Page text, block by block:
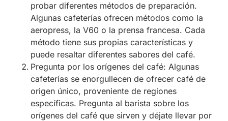
probar diferentes métodos de preparación.
Algunas cafeterías ofrecen métodos como la
aeropress, la V60 o la prensa francesa. Cada
método tiene sus propias características y
puede resaltar diferentes sabores del café.
Pregunta por los orígenes del café: Algunas
cafeterías se enorgullecen de ofrecer café de
origen único, proveniente de regiones
específicas. Pregunta al barista sobre los
orígenes del café que sirven y déjate llevar por